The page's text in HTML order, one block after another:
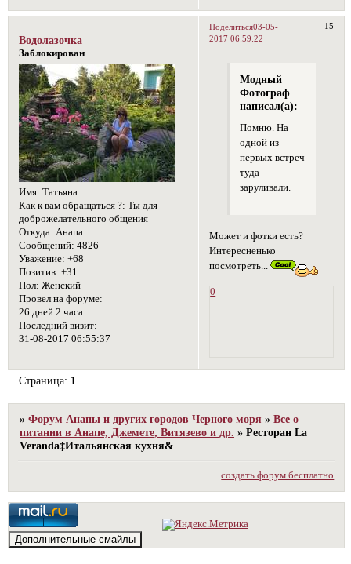
Поделиться 15
03-05-
2017 06:59:22
Водолазочка
Заблокирован
Имя: Татьяна
Как к вам обращаться ?: Ты для
доброжелательного общения
Откуда: Анапа
Сообщений: 4826
Уважение: +68
Позитив: +31
Пол: Женский
Провел на форуме:
26 дней 2 часа
Последний визит:
31-08-2017 06:55:37
Модный
Фотограф
написал(а):
Помню. На
одной из
первых встреч
туда
заруливали.
Может и фотки есть?
Интересненько
посмотреть...
0
Страница: 1
»Форум Анапы и других городов Черного моря »Все о
питании в Анапе, Джемете, Витязево и др. »Ресторан La
Veranda‡Итальянская кухня&
создать форум бесплатно